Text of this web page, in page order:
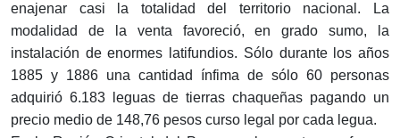
enajenar casi la totalidad del territorio nacional. La
modalidad de la venta favoreció, en grado sumo, la
instalación de enormes latifundios. Sólo durante los años
1885 y 1886 una cantidad ínfima de sólo 60 personas
adquirió 6.183 leguas de tierras chaqueñas pagando un
precio medio de 148,76 pesos curso legal por cada legua.